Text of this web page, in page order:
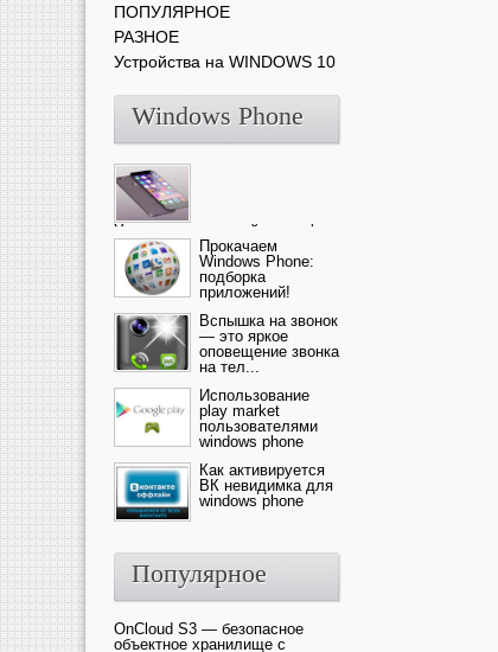
ПОПУЛЯРНОЕ
РАЗНОЕ
Устройства на WINDOWS 10
Windows Phone
Ультрасовременный смартфон
— это новика от компании Ap...
Прокачаем
Windows Phone:
подборка
приложений!
Вспышка на звонок
— это яркое
оповещение звонка
на тел...
Использование
play market
пользователями
windows phone
Как активируется
ВК невидимка для
windows phone
Популярное
OnCloud S3 — безопасное
объектное хранилище с